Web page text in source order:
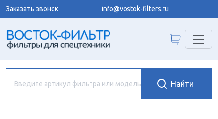
Заказать звонок info@vostok-filters.ru